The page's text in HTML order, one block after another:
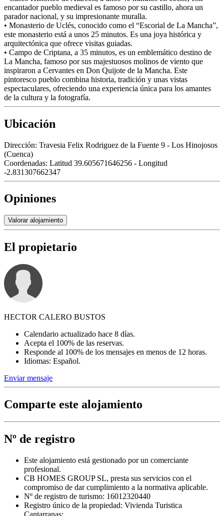
encantador pueblo medieval es famoso por su castillo, ahora un
parador nacional, y su impresionante muralla.
• Monasterio de Uclés, conocido como el “Escorial de La Mancha”,
este monasterio está a unos 25 minutos. Es una joya histórica y
arquitectónica que ofrece visitas guiadas.
• Campo de Criptana, a 35 minutos, es un emblemático destino de
La Mancha, famoso por sus majestuosos molinos de viento que
inspiraron a Cervantes en Don Quijote de la Mancha. Este
pintoresco pueblo combina historia, tradición y unas vistas
espectaculares, ofreciendo una experiencia única para los amantes
de la cultura y la fotografía.
Ubicación
Dirección: Travesia Felix Rodriguez de la Fuente 9 - Los Hinojosos
(Cuenca)
Coordenadas: Latitud 39.605671646256 - Longitud
-2.831307662347
Opiniones
Valorar alojamiento
El propietario
HECTOR CALERO BUSTOS
Calendario actualizado hace 8 días.
Acepta el 100% de las reservas.
Responde al 100% de los mensajes en menos de 12 horas.
Idiomas: Español.
Enviar mensaje
Comparte este alojamiento
Nº de registro
Este alojamiento está gestionado por un comerciante
profesional.
CB HOMES GROUP SL, presta sus servicios con el
compromiso de dar cumplimiento a la normativa aplicable.
Nº de registro de turismo: 16012320440
Registro único de la propiedad: Vivienda Turistica
Cantarranas: